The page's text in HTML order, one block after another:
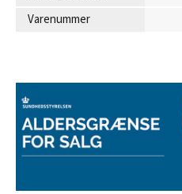
Varenummer